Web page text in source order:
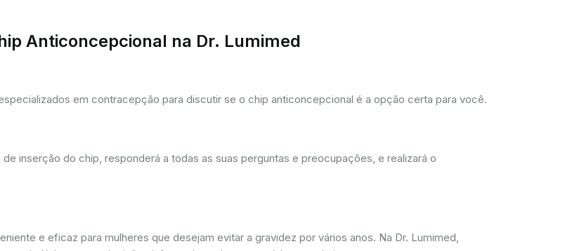
Anticoncepcional na Dr. Lumimed
em contracepção para discutir se o chip anticoncepcional é a opção certa para você.
inserção do chip, responderá a todas as suas perguntas e preocupações, e realizará o
e eficaz para mulheres que desejam evitar a gravidez por vários anos. Na Dr. Lumimed,